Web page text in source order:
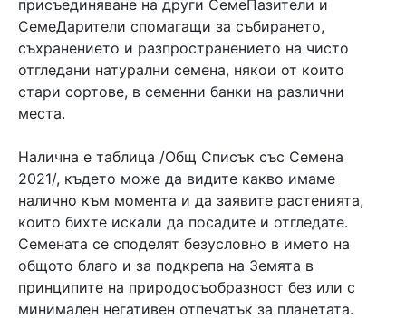
присъединяване на други СемеПазители и
СемеДарители спомагащи за събирането,
съхранението и разпространението на чисто
отгледани натурални семена, някои от които
стари сортове, в семенни банки на различни
места.
Налична е таблица /Общ Списък със Семена
2021/, където може да видите какво имаме
налично към момента и да заявите растенията,
които бихте искали да посадите и отгледате.
Семената се споделят безусловно в името на
общото благо и за подкрепа на Земята в
принципите на природосъобразност без или с
минимален негативен отпечатък за планетата.